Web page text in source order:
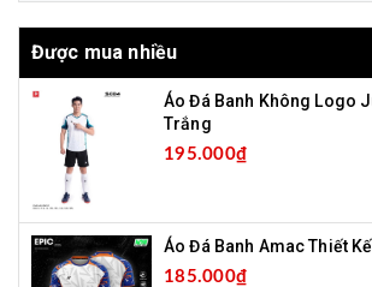
Được mua nhiều
Áo Đá Banh Không Logo
Trắng
195.000₫
Áo Đá Banh Amac Thiết
185.000₫